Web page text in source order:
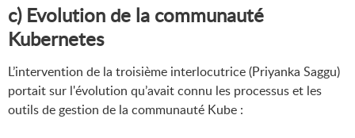
c) Evolution de la communauté
Kubernetes
L’intervention de la troisième interlocutrice (Priyanka Saggu)
portait sur l'évolution qu’avait connu les processus et les
outils de gestion de la communauté Kube :